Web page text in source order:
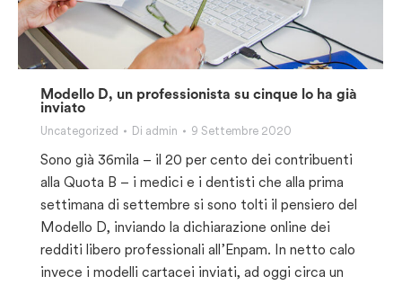
Modello D, un professionista su cinque lo ha già
inviato
Uncategorized Di admin 9 Settembre 2020
Sono già 36mila – il 20 per cento dei contribuenti
alla Quota B – i medici e i dentisti che alla prima
settimana di settembre si sono tolti il pensiero del
Modello D, inviando la dichiarazione online dei
redditi libero professionali all’Enpam. In netto calo
invece i modelli cartacei inviati, ad oggi circa un